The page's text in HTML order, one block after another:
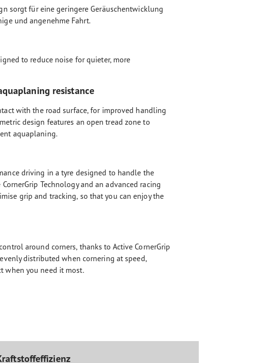
sorgt für eine geringere Geräuschentwicklung
und angenehme Fahrt.
to reduce noise for quieter, more
resistance
with the road surface, for improved handling
design features an open tread zone to
aquaplaning.
driving in a tyre designed to handle the
CornerGrip Technology and an advanced racing
grip and tracking, so that you can enjoy the
around corners, thanks to Active CornerGrip
distributed when cornering at speed,
when you need it most.